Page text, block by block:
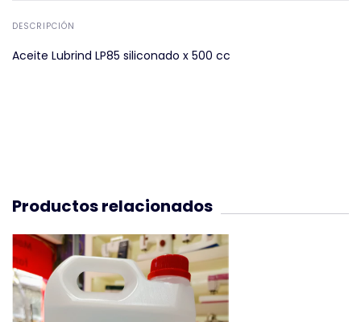
DESCRIPCIÓN
Aceite Lubrind LP85 siliconado x 500 cc
Productos relacionados